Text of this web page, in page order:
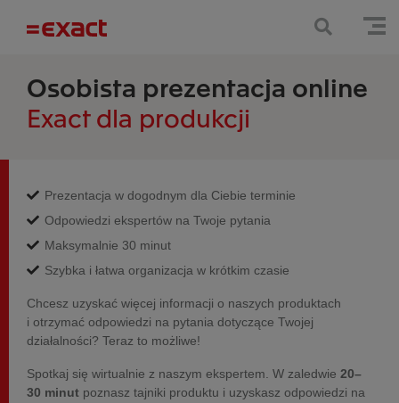
Osobista prezentacja online
Exact dla produkcji
Prezentacja w dogodnym dla Ciebie terminie
Odpowiedzi ekspertów na Twoje pytania
Maksymalnie 30 minut
Szybka i łatwa organizacja w krótkim czasie
Chcesz uzyskać więcej informacji o naszych produktach
i otrzymać odpowiedzi na pytania dotyczące Twojej
działalności? Teraz to możliwe!
Spotkaj się wirtualnie z naszym ekspertem. W zaledwie 20–
30 minut poznasz tajniki produktu i uzyskasz odpowiedzi na